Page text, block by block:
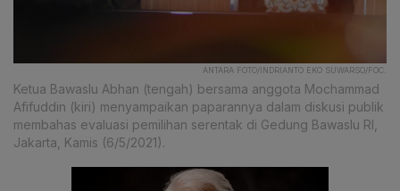
ANTARA FOTO/INDRIANTO EKO SUWARSO/FOC.
Ketua Bawaslu Abhan (tengah) bersama anggota Mochammad
Afifuddin (kiri) menyampaikan paparannya dalam diskusi publik
membahas evaluasi pemilihan serentak di Gedung Bawaslu RI,
Jakarta, Kamis (6/5/2021).